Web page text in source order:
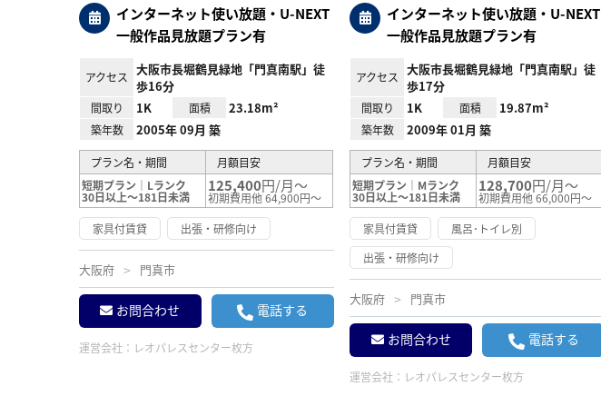
インターネット使い放題・U-NEXT
一般作品見放題プラン有
アクセス 大阪市長堀鶴見緑地「門真南駅」徒
歩16分
間取り 1K 面積 23.18m²
築年数 2005年 09月 築
プラン名・期間
月額目安
短期プラン｜Lランク
30日以上～181日未満
125,400円/月～
初期費用他 64,900円～
家具付賃貸
出張・研修向け
大阪府 門真市
お問合わせ 電話する
運営会社： レオパレスセンター枚方
インターネット使い放題・U-NEXT
一般作品見放題プラン有
アクセス
大阪市長堀鶴見緑地「門真南駅」徒
歩17分
間取り 1K 面積 19.87m²
築年数 2009年 01月 築
プラン名・期間
月額目安
短期プラン｜Mランク
30日以上～181日未満
128,700円/月～
初期費用他 66,000円～
家具付賃貸
風呂･トイレ別
出張・研修向け
大阪府 門真市
お問合わせ 電話する
運営会社： レオパレスセンター枚方